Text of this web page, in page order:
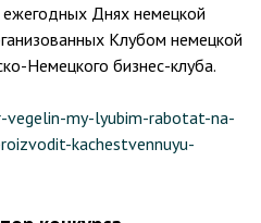
ежегодных Днях немецкой
Клубом немецкой
Немецкого бизнес-клуба.
my-lyubim-rabotat-na-
kachestvennuyu-